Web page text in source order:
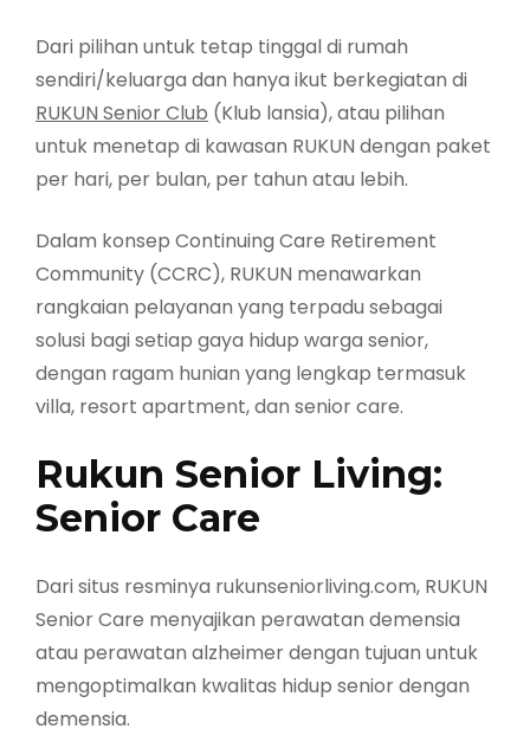
Dari pilihan untuk tetap tinggal di rumah
sendiri/keluarga dan hanya ikut berkegiatan di
RUKUN Senior Club (Klub lansia), atau pilihan
untuk menetap di kawasan RUKUN dengan paket
per hari, per bulan, per tahun atau lebih.
Dalam konsep Continuing Care Retirement
Community (CCRC), RUKUN menawarkan
rangkaian pelayanan yang terpadu sebagai
solusi bagi setiap gaya hidup warga senior,
dengan ragam hunian yang lengkap termasuk
villa, resort apartment, dan senior care.
Rukun Senior Living:
Senior Care
Dari situs resminya rukunseniorliving.com, RUKUN
Senior Care menyajikan perawatan demensia
atau perawatan alzheimer dengan tujuan untuk
mengoptimalkan kwalitas hidup senior dengan
demensia.